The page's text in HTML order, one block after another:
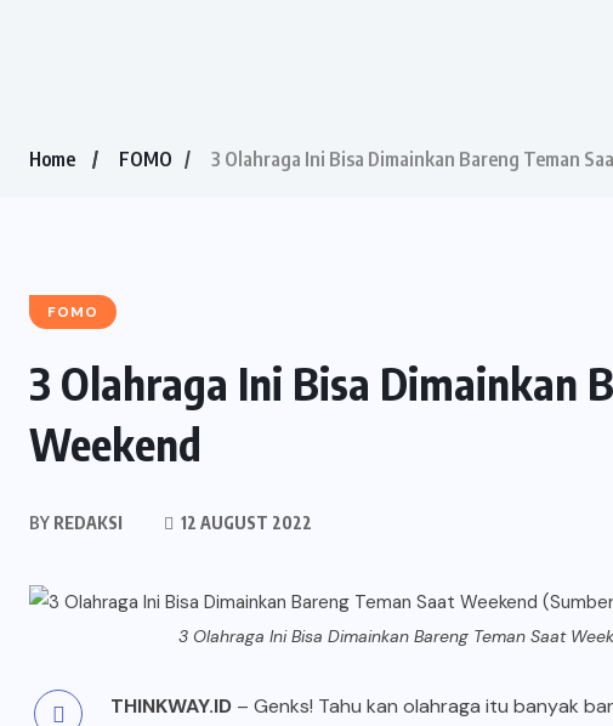
Home FOMO 3 Olahraga Ini Bisa Dimainkan Bareng Teman
FOMO
3 Olahraga Ini Bisa Dimainkan
Weekend
BY REDAKSI 12 AUGUST 2022
3 Olahraga Ini Bisa Dimainkan Bareng Teman Saat
THINKWAY.ID – Genks! Tahu kan olahraga itu banyak